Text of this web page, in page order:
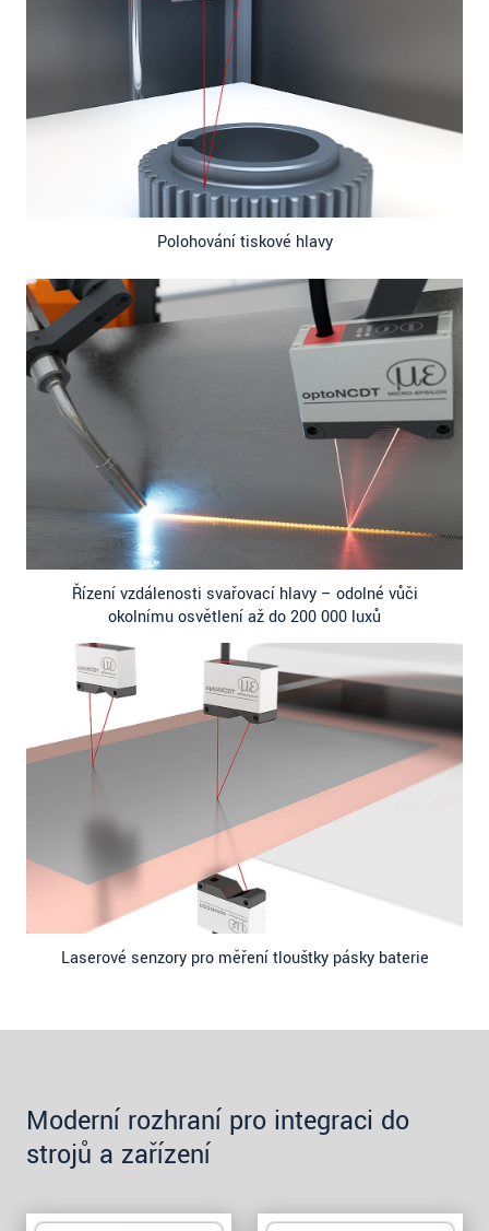
Polohování tiskové hlavy
Řízení vzdálenosti svařovací hlavy – odolné vůči
okolnímu osvětlení až do 200 000 luxů
Laserové senzory pro měření tloušťky pásky baterie
Moderní rozhraní pro integraci do
strojů a zařízení